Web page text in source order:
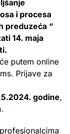
i procesa
preduzeća “
14. maja
putem online
Prijave za
godine,